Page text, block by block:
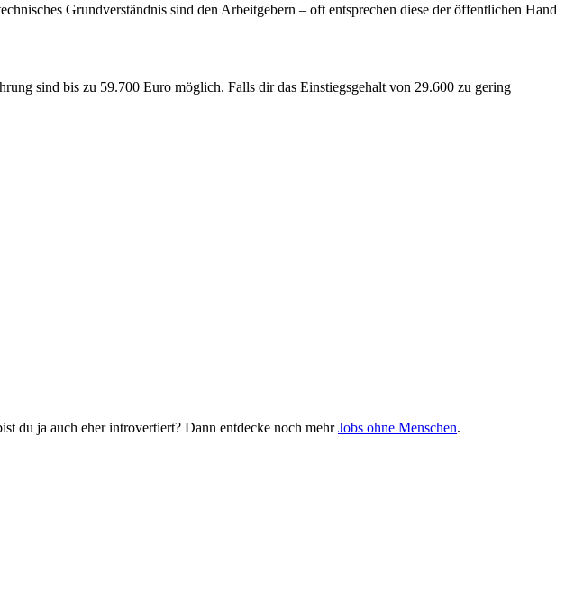
Grundverständnis sind den Arbeitgebern – oft entsprechen diese der öffentlichen Hand
sind bis zu 59.700 Euro möglich. Falls dir das Einstiegsgehalt von 29.600 zu gering
du ja auch eher introvertiert? Dann entdecke noch mehrJobs ohne Menschen.